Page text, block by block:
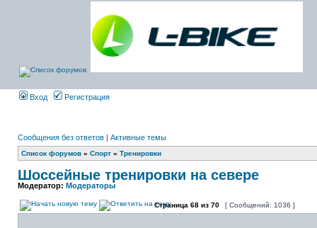
Вход Регистрация
Сообщения без ответов | Активные темы
Список форумов » Спорт » Тренировки
Шоссейные тренировки на севере
Модератор: Модераторы
Страница 68 из 70 [ Сообщений: 1036 ]